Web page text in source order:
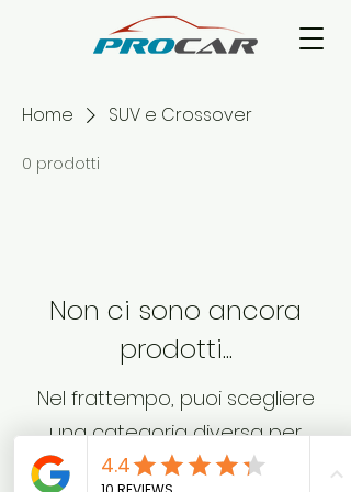
Home SUV e Crossover
0 prodotti
Non ci sono ancora
prodotti...
Nel frattempo, puoi scegliere
una categoria diversa per
continuare gli acquisti.